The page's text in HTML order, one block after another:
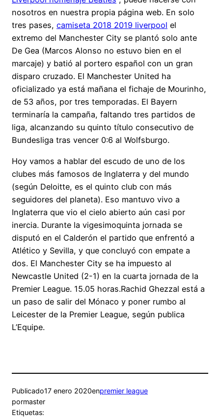
nosotros en nuestra propia página web. En solo
tres pases, camiseta 2018 2019 liverpool el
extremo del Manchester City se plantó solo ante
De Gea (Marcos Alonso no estuvo bien en el
marcaje) y batió al portero español con un gran
disparo cruzado. El Manchester United ha
oficializado ya está mañana el fichaje de Mourinho,
de 53 años, por tres temporadas. El Bayern
terminaría la campaña, faltando tres partidos de
liga, alcanzando su quinto título consecutivo de
Bundesliga tras vencer 0:6 al Wolfsburgo.
Hoy vamos a hablar del escudo de uno de los
clubes más famosos de Inglaterra y del mundo
(según Deloitte, es el quinto club con más
seguidores del planeta). Eso mantuvo vivo a
Inglaterra que vio el cielo abierto aún casi por
inercia. Durante la vigesimoquinta jornada se
disputó en el Calderón el partido que enfrentó a
Atlético y Sevilla, y que concluyó con empate a
dos. El Manchester City se ha impuesto al
Newcastle United (2-1) en la cuarta jornada de la
Premier League. 15.05 horas.Rachid Ghezzal está a
un paso de salir del Mónaco y poner rumbo al
Leicester de la Premier League, según publica
L’Equipe.
Publicado17 enero 2020enpremier league
pormaster
Etiquetas: